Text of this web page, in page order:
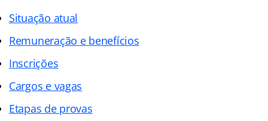
Situação atual
Remuneração e benefícios
Inscrições
Cargos e vagas
Etapas de provas